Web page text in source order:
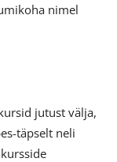
nimel
jutust välja,
täpselt neli